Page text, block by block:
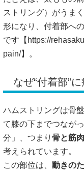
ストリング）がうま
形になり、付着部へ
です【 https://
pain/】。
なぜ“付着部”
ハムストリングは骨
て膝の下までつなが
分」、つまり 骨と筋
考えられています。
この部位は、 動きの